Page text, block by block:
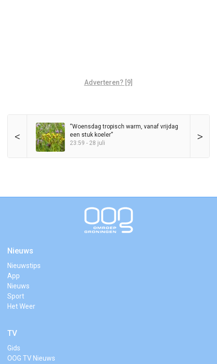
Adverteren? [9]
< >
“Woensdag tropisch warm, vanaf vrijdag
een stuk koeler”
23:59 - 28 juli
Nieuws
Nieuwstips
App
Nieuws
Sport
Het Weer
TV
Gids
OOG TV Nieuws